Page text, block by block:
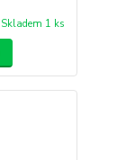
Skladem 1 ks